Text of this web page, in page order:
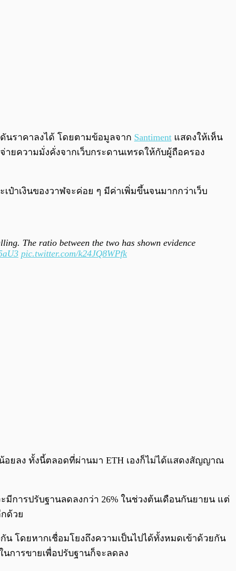
นราคาลงได้ โดยตามข้อมูลจาก Santiment แสดงให้เห็น
ยความมั่งคั่งจากเว็บกระดานเทรดให้กับผู้ถือครอง
เป๋าเงินของวาฬจะค่อย ๆ มีค่าเพิ่มขึ้นจนมากกว่าเว็บ
The ratio between the two has shown evidence
pic.twitter.com/k24JQ8WPfk
อยลง ทั้งนี้ตลอดที่ผ่านมา ETH เองก็ไม่ได้แสดงสัญญาณ
มีการปรับฐานลดลงกว่า 26% ในช่วงต้นเดือนกันยายน แต่
ด้วย
โดยหากเชื่อมโยงถึงความเป็นไปได้ทั้งหมดเข้าด้วยกัน
การขายเพื่อปรับฐานก็จะลดลง